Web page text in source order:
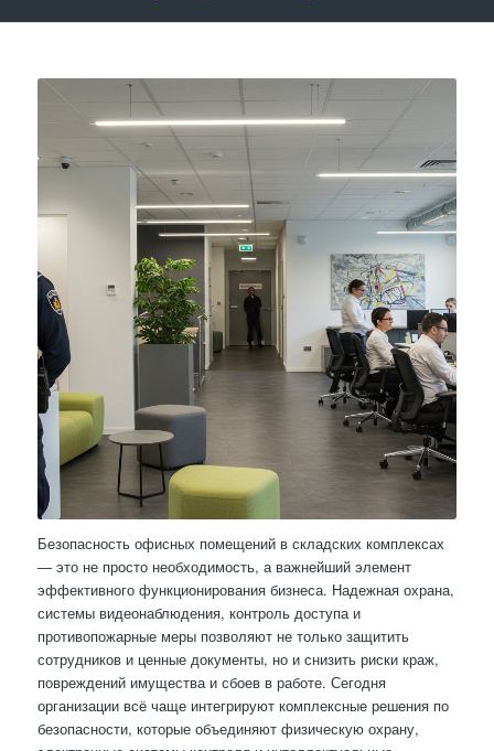
Безопасность офисных помещений в складских комплексах
— это не просто необходимость, а важнейший элемент
эффективного функционирования бизнеса. Надежная охрана,
системы видеонаблюдения, контроль доступа и
противопожарные меры позволяют не только защитить
сотрудников и ценные документы, но и снизить риски краж,
повреждений имущества и сбоев в работе. Сегодня
организации всё чаще интегрируют комплексные решения по
безопасности, которые объединяют физическую охрану,